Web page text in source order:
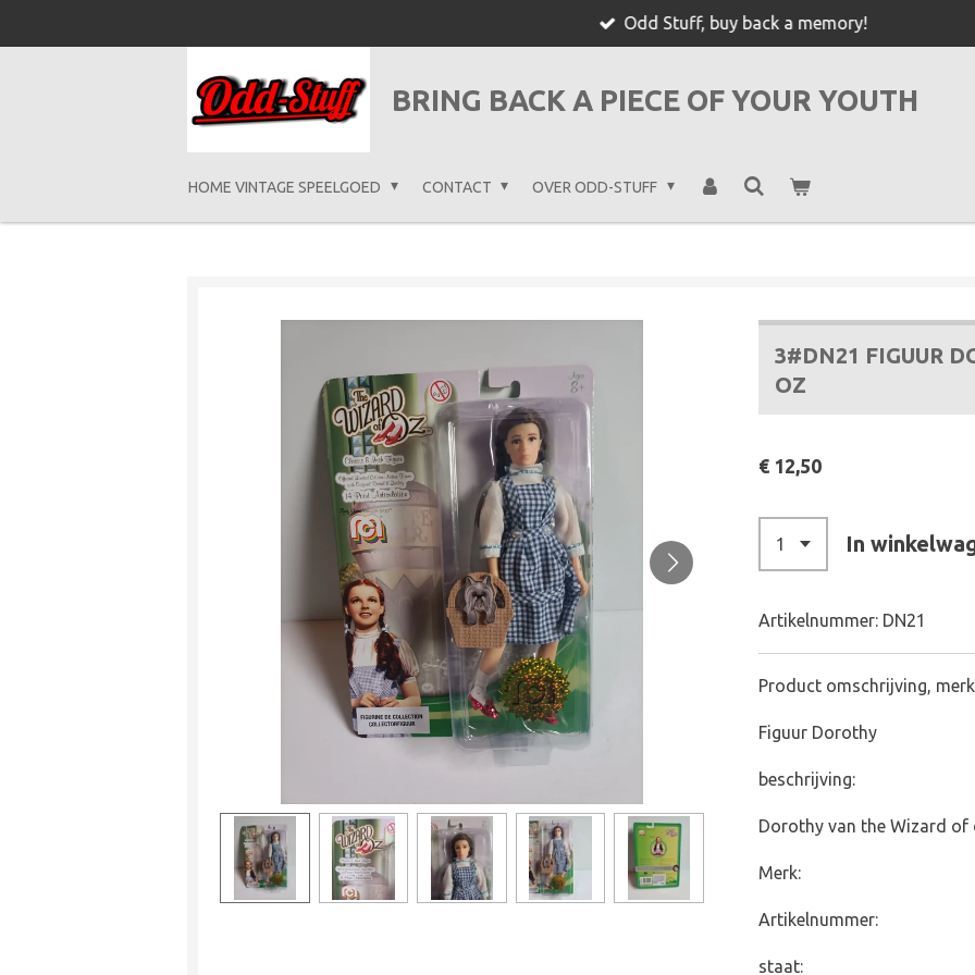
Odd Stuff, buy back a memory!
BRING BACK A PIECE OF YOUR YOUTH
HOME VINTAGE SPEELGOED CONTACT OVER ODD-STUFF
3#DN21 FIGUUR
OZ
€ 12,50
In
Artikelnummer: DN21
Product omschrijving,
Figuur Dorothy
beschrijving:
Dorothy van the Wizard of
Merk:
Artikelnummer:
staat: